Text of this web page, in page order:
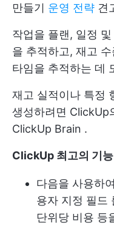
만들기 운영 전략 견
작업을 플랜, 일정
을 추적하고, 재고
타임을 추적하는 데
재고 실적이나 특정
생성하려면 ClickUp
ClickUp Brain .
ClickUp 최고의 기능
다음을 사용하
용자 지정 필드
단위당 비용 등